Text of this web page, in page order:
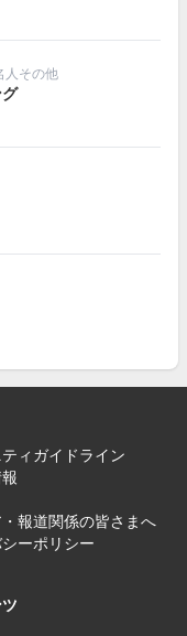
人その他
ィガイドライン
報道関係の皆さまへ
ーポリシー